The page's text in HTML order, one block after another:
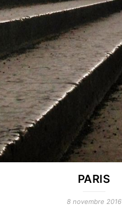
PARIS
8 novembre 2016